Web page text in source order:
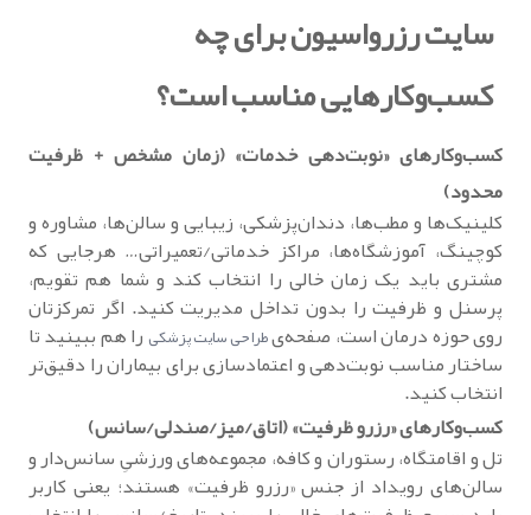
سایت رزرواسیون برای چه
کسب‌وکارهایی مناسب است؟
کسب‌وکارهای «نوبت‌دهی خدمات» (زمان مشخص + ظرفیت
محدود)
کلینیک‌ها و مطب‌ها، دندان‌پزشکی، زیبایی و سالن‌ها، مشاوره و
کوچینگ، آموزشگاه‌ها، مراکز خدماتی/تعمیراتی… هرجایی که
مشتری باید یک زمان خالی را انتخاب کند و شما هم تقویم،
پرسنل و ظرفیت را بدون تداخل مدیریت کنید. اگر تمرکزتان
روی حوزه درمان است، صفحه‌یطراحی سایت پزشکی را هم ببینید تا
ساختار مناسب نوبت‌دهی و اعتمادسازی برای بیماران را دقیق‌تر
انتخاب کنید.
کسب‌وکارهای «رزرو ظرفیت» (اتاق/میز/صندلی/سانس)
تل و اقامتگاه، رستوران و کافه، مجموعه‌های ورزشیِ سانس‌دار و
سالن‌های رویداد از جنس «رزرو ظرفیت» هستند؛ یعنی کاربر